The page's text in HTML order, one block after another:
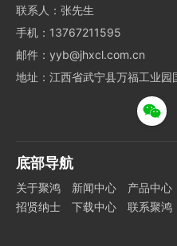
联系人：张先生
手机：13767211595
邮件：yyb@jhxcl.com.cn
地址：江西省武宁县万福工业园
底部导航
关于聚鸿 新闻中心 产品中心
招贤纳士
下载中心 联系聚鸿